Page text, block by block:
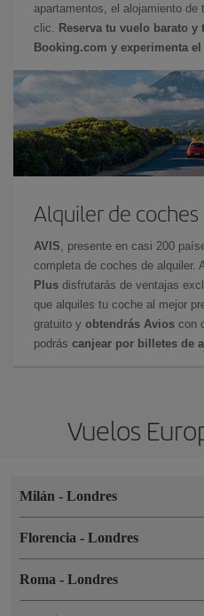
apartamentos, el alojamiento
clic.
Reserva tu vuelo barato
Booking.com y experimenta
Alquiler de coches
AVIS , presente en casi 200
completa de coches de alquiler.
Plus disfrutarás de ventajas
que alquiles tu coche al mejor
gratuito y obtendrás Avios con
podrás canjear por billetes de
Vuelos
Milán - Londres
Florencia - Londres
Roma - Londres